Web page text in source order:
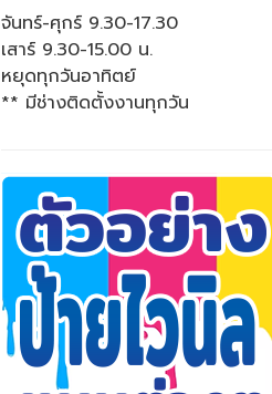
จันทร์-ศุกร์ 9.30-17.30
เสาร์ 9.30-15.00 น.
หยุดทุกวันอาทิตย์
** มีช่างติดตั้งงานทุกวัน